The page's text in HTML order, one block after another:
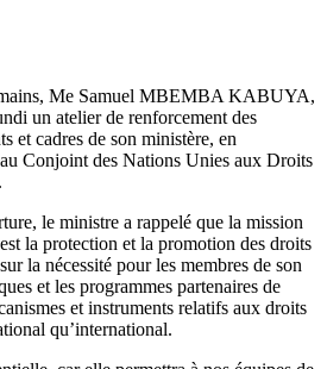
Me Samuel MBEMBA KABUYA,
un atelier de renforcement des
et cadres de son ministère, en
Conjoint des Nations Unies aux Droits
le ministre a rappelé que la mission
la protection et la promotion des droits
la nécessité pour les membres de son
et les programmes partenaires de
et instruments relatifs aux droits
qu’international.